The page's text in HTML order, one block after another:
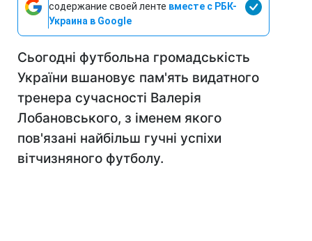
содержание своей ленте вместе с РБК-
Украина в Google
Сьогодні футбольна громадськість
України вшановує пам'ять видатного
тренера сучасності Валерія
Лобановського, з іменем якого
пов'язані найбільш гучні успіхи
вітчизняного футболу.